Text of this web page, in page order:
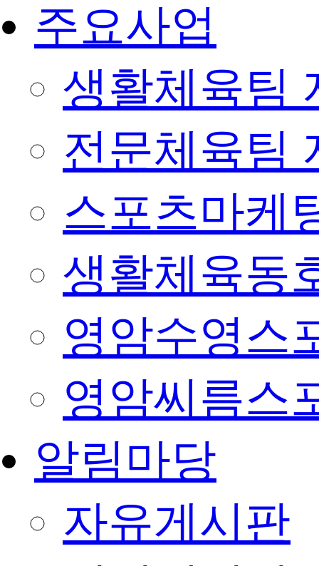
주요사업
생활체육팀
전문체육팀
스포츠마케
생활체육동
영암수영스
영암씨름스
알림마당
자유게시판